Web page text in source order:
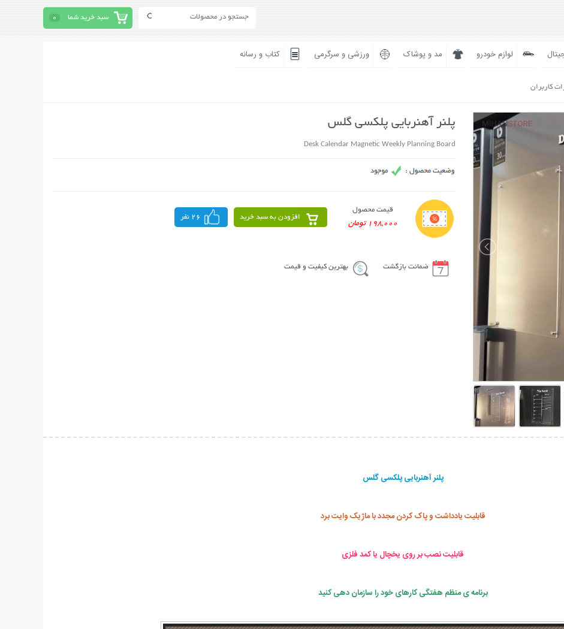
سبد خرید شما 0
لوازم خودرو مد و پوشاک ورزشی و سرگرمی کتاب و رسانه
کاربران
پلنر آهنربایی پلکسی گلس
Desk Calendar Magnetic Weekly Planning Board
قیمت محصول
198,000 تومان
افزودن به سبد خرید 26 نفر
ضمانت بازگشت بهترین کیفیت و قیمت
پلنر آهنربایی پلکسی گلس
قابلیت یادداشت و پاک کردن مجدد با ماژیک وایت برد
قابلیت نصب بر روی یخچال یا کمد فلزی
برنامه ی منظم هفتگی کارهای خود را سازمان دهی کنید